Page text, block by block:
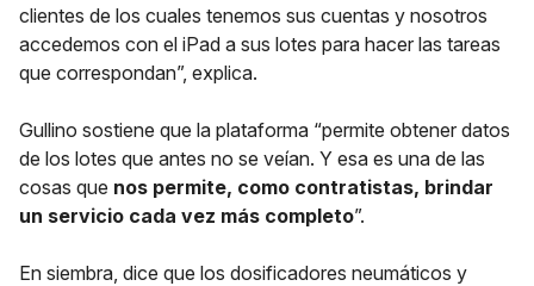
clientes de los cuales tenemos sus cuentas y nosotros
accedemos con el iPad a sus lotes para hacer las tareas
que correspondan”, explica.
Gullino sostiene que la plataforma “permite obtener datos
de los lotes que antes no se veían. Y esa es una de las
cosas que nos permite, como contratistas, brindar
un servicio cada vez más completo”.
En siembra, dice que los dosificadores neumáticos y